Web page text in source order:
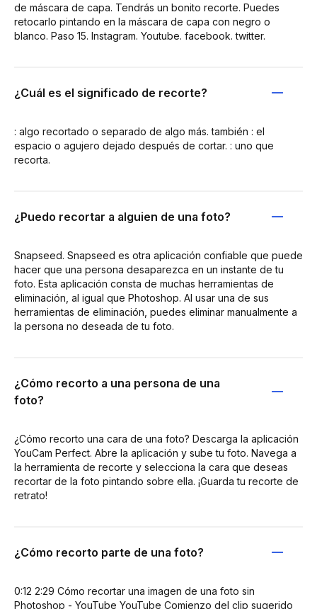
de máscara de capa. Tendrás un bonito recorte. Puedes
retocarlo pintando en la máscara de capa con negro o
blanco. Paso 15. Instagram. Youtube. facebook. twitter.
¿Cuál es el significado de recorte?
: algo recortado o separado de algo más. también : el
espacio o agujero dejado después de cortar. : uno que
recorta.
¿Puedo recortar a alguien de una foto?
Snapseed. Snapseed es otra aplicación confiable que puede
hacer que una persona desaparezca en un instante de tu
foto. Esta aplicación consta de muchas herramientas de
eliminación, al igual que Photoshop. Al usar una de sus
herramientas de eliminación, puedes eliminar manualmente a
la persona no deseada de tu foto.
¿Cómo recorto a una persona de una
foto?
¿Cómo recorto una cara de una foto? Descarga la aplicación
YouCam Perfect. Abre la aplicación y sube tu foto. Navega a
la herramienta de recorte y selecciona la cara que deseas
recortar de la foto pintando sobre ella. ¡Guarda tu recorte de
retrato!
¿Cómo recorto parte de una foto?
0:12 2:29 Cómo recortar una imagen de una foto sin
Photoshop - YouTube YouTube Comienzo del clip sugerido